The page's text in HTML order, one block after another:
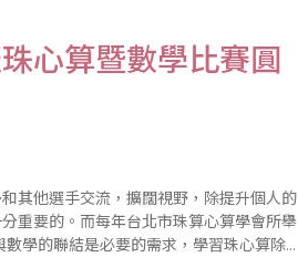
心算暨數學比賽圓
其他選手交流，擴闊視野，除提升個人的
重要的。而每年台北市珠算心算學會所舉